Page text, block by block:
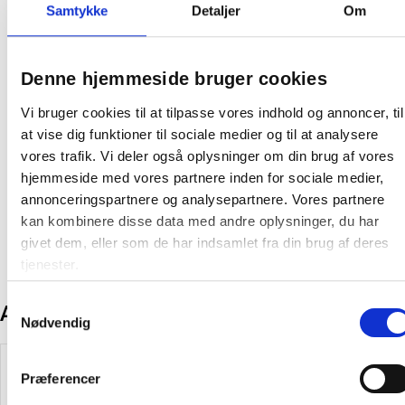
Samtykke Detaljer Om
Denne hjemmeside bruger cookies
Vi bruger cookies til at tilpasse vores indhold og annoncer, til
at vise dig funktioner til sociale medier og til at analysere
vores trafik. Vi deler også oplysninger om din brug af vores
hjemmeside med vores partnere inden for sociale medier,
annonceringspartnere og analysepartnere. Vores partnere
kan kombinere disse data med andre oplysninger, du har
givet dem, eller som de har indsamlet fra din brug af deres
tjenester.
Samtykkevalg
Nødvendig
Præferencer
Afrundede kanter
Robust
Antal pladser: 4
Rumbredde: 250 mm
Farve: Hvid RAL 9010
Farve: Hvid
Producent: Sonesson
Andre kunder købte også
Spar 15%